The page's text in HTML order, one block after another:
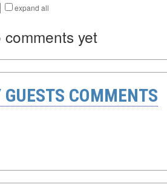
expand all
yet
GUESTS COMMENTS